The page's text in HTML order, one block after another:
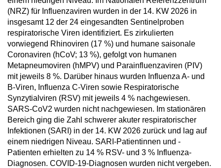
(NRZ) für Influenzaviren wurden in der 14. KW 2026 in
insgesamt 12 der 24 eingesandten Sentinelproben
respiratorische Viren identifiziert. Es zirkulierten
vorwiegend Rhinoviren (17 %) und humane saisonale
Coronaviren (hCoV; 13 %), gefolgt von humanen
Metapneumoviren (hMPV) und Parainfluenzaviren (PIV)
mit jeweils 8 %. Darüber hinaus wurden Influenza A- und
B-Viren, Influenza C-Viren sowie Respiratorische
Synzytialviren (RSV) mit jeweils 4 % nachgewiesen.
SARS-CoV2 wurden nicht nachgewiesen. Im stationären
Bereich ging die Zahl schwerer akuter respiratorischer
Infektionen (SARI) in der 14. KW 2026 zurück und lag auf
einem niedrigen Niveau. SARI-Patientinnen und -
Patienten erhielten zu 14 % RSV- und 3 % Influenza-
Diagnosen. COVID-19-Diagnosen wurden nicht vergeben.